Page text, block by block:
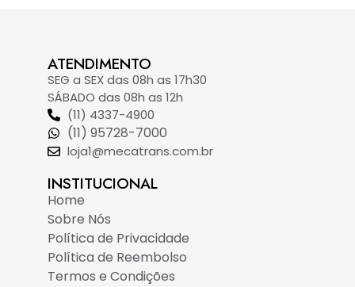
ATENDIMENTO
SEG a SEX das 08h as 17h30
SÁBADO das 08h as 12h
(11) 4337-4900
(11) 95728-7000
loja1@mecatrans.com.br
INSTITUCIONAL​
Home
Sobre Nós
Política de Privacidade
Política de Reembolso
Termos e Condições